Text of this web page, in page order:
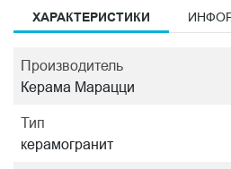
ХАРАКТЕРИСТИКИ
Производитель
Керама Марацци
Тип
керамогранит